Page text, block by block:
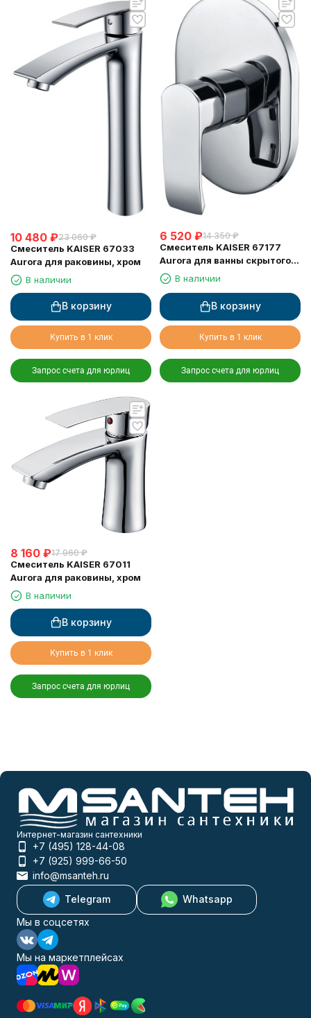
10 480 ₽23 060 ₽
Смеситель KAISER 67033
Aurora для раковины, хром
В наличии
В корзину
Купить в 1 клик
Запрос счета для юрлиц
6 520 ₽14 350 ₽
Смеситель KAISER 67177
Aurora для ванны скрытого
монтажа
В наличии
В корзину
Купить в 1 клик
Запрос счета для юрлиц
8 160 ₽17 960 ₽
Смеситель KAISER 67011
Aurora для раковины, хром
В наличии
В корзину
Купить в 1 клик
Запрос счета для юрлиц
Интернет-магазин сантехники
+7 (495) 128-44-08
+7 (925) 999-66-50
info@msanteh.ru
Telegram
Whatsapp
Мы в соцсетях
Мы на маркетплейсах